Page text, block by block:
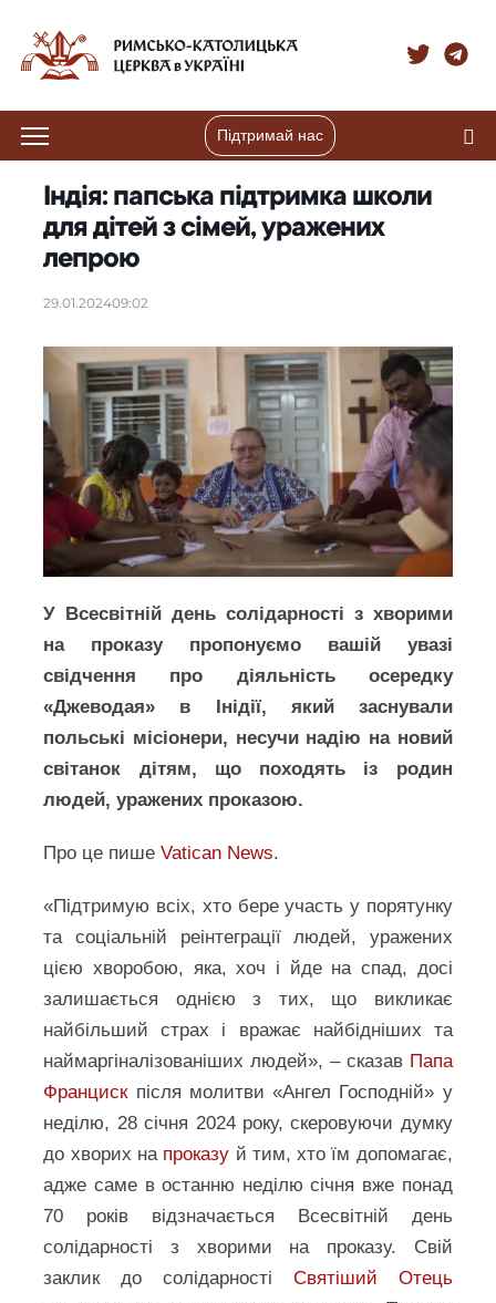
Підтримай нас
Індія: папська підтримка школи
для дітей з сімей, уражених
лепрою
29.01.202409:02
У Всесвітній день солідарності з хворими
на проказу пропонуємо вашій увазі
свідчення про діяльність осередку
«Джеводая» в Інідії, який заснували
польські місіонери, несучи надію на новий
світанок дітям, що походять із родин
людей, уражених проказою.
Про це пишеVatican News.
«Підтримую всіх, хто бере участь у порятунку
та соціальній реінтеграції людей, уражених
цією хворобою, яка, хоч і йде на спад, досі
залишається однією з тих, що викликає
найбільший страх і вражає найбідніших та
наймаргіналізованіших людей», – сказав Папа
Францискпісля молитви «Ангел Господній» у
неділю, 28 січня 2024 року, скеровуючи думку
до хворих на проказу й тим, хто їм допомагає,
адже саме в останню неділю січня вже понад
70 років відзначається Всесвітній день
солідарності з хворими на проказу. Свій
заклик до солідарності Святіший Отець